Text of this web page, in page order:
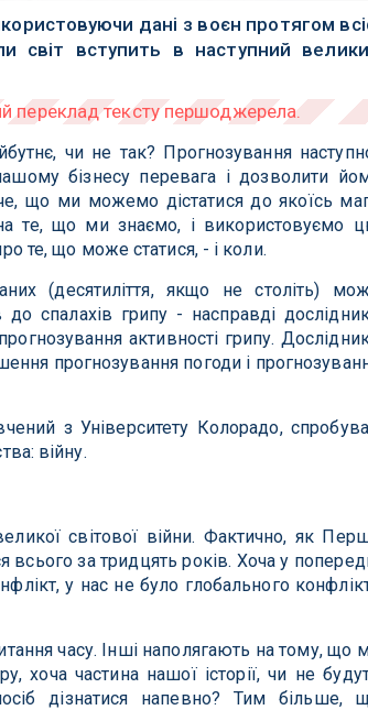
дані з воєн протягом
світ вступить в наступний
чи не так? Прогнозування
бізнесу перевага і дозволити
що ми можемо дістатися до якоїсь
те, що ми знаємо, і використовуємо
те, що може статися, - і коли.
(десятиліття, якщо не століть)
спалахів грипу - насправді
активності грипу.
прогнозування погоди і
з Університету Колорадо,
війну.
світової війни. Фактично, як
всього за тридцять років. Хоча у
у нас не було глобального
часу. Інші наполягають на тому, що
хоча частина нашої історії, чи не
дізнатися напевно? Тим більше,